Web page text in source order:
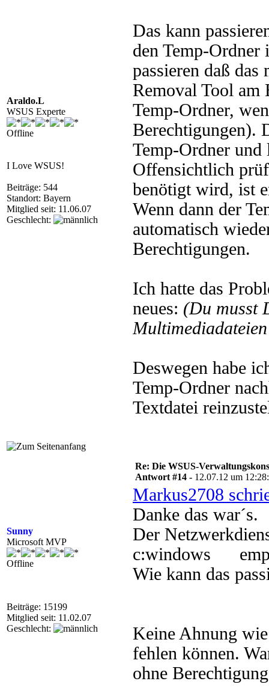
Araldo.L
WSUS Experte
Offline
I Love WSUS!
Beiträge: 544
Standort: Bayern
Mitglied seit: 11.06.07
Geschlecht:
Das kann
den Temp-Ordner
passieren daß
Removal Tool am
Temp-Ordner,
Berechtigungen).
Temp-Ordner und
Offensichtlich
benötigt wird, ist
Wenn dann der
automatisch
Berechtigungen.
Ich hatte das
neues: (Du musst
Deswegen habe
Temp-Ordner
Textdatei
Sunny
Microsoft MVP
Offline
Beiträge: 15199
Mitglied seit: 11.02.07
Geschlecht:
Re: Die WSUS-
Antwort #14 - 12.07.12 um
Markus2708
Danke das war´s.
Der
c:windows
Wie kann das
Keine Ahnung
fehlen können.
ohne